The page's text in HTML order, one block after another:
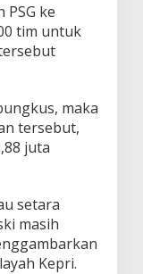
ke
tim untuk
maka
tersebut,
juta
setara
masih
Kepri.